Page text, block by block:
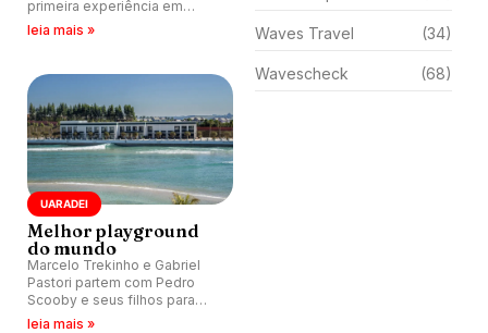
primeira experiência em
piscinas de ondas realizada
leia mais »
UARADEI
Melhor playground
do mundo
Marcelo Trekinho e Gabriel
Pastori partem com Pedro
Scooby e seus filhos para
Porto Feliz (SP) e se divertem
leia mais »
Waves Travel (34)
Wavescheck (68)